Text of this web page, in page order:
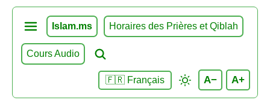
Islam.ms Horaires des Prières et Qiblah
Cours Audio
🇫🇷 Français A− A+